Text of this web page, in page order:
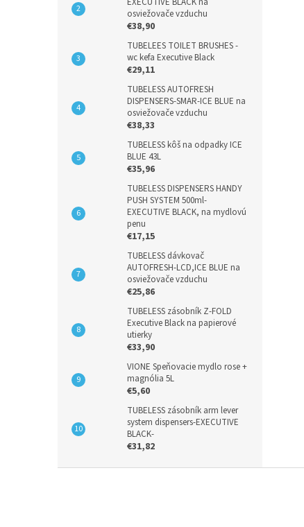
osviežovače vzduchu
€38,90
TUBELEES TOILET BRUSHES -
wc kefa Executive Black
€29,11
TUBELESS AUTOFRESH
DISPENSERS-SMAR-ICE BLUE na
osviežovače vzduchu
€38,33
TUBELESS kôš na odpadky ICE
BLUE 43L
€35,96
TUBELESS DISPENSERS HANDY
PUSH SYSTEM 500ml-
EXECUTIVE BLACK, na mydlovú
penu
€17,15
TUBELESS dávkovač
AUTOFRESH-LCD,ICE BLUE na
osviežovače vzduchu
€25,86
TUBELESS zásobník Z-FOLD
Executive Black na papierové
utierky
€33,90
VIONE Speňovacie mydlo rose +
magnólia 5L
€5,60
TUBELESS zásobník arm lever
system dispensers-EXECUTIVE
BLACK-
€31,82